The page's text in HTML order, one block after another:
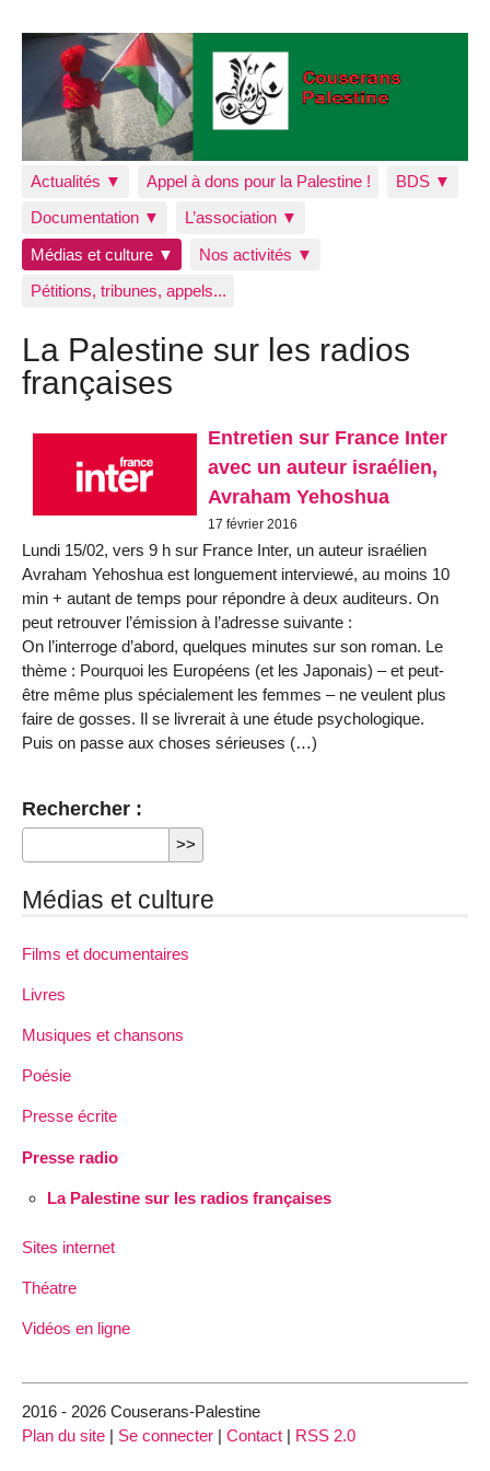
Actualités ▼ Appel à dons pour la Palestine !
BDS ▼
Documentation ▼
L’association ▼
Médias et culture ▼
Nos activités ▼
Pétitions, tribunes, appels...
La Palestine sur les radios
françaises
Entretien sur France Inter
avec un auteur israélien,
Avraham Yehoshua
17 février 2016
Lundi 15/02, vers 9 h sur France Inter, un auteur israélien
Avraham Yehoshua est longuement interviewé, au moins 10
min + autant de temps pour répondre à deux auditeurs. On
peut retrouver l’émission à l’adresse suivante :
On l’interroge d’abord, quelques minutes sur son roman. Le
thème : Pourquoi les Européens (et les Japonais) – et peut-
être même plus spécialement les femmes – ne veulent plus
faire de gosses. Il se livrerait à une étude psychologique.
Puis on passe aux choses sérieuses (…)
Rechercher :
Médias et culture
Films et documentaires
Livres
Musiques et chansons
Poésie
Presse écrite
Presse radio
La Palestine sur les radios françaises
Sites internet
Théatre
Vidéos en ligne
2016 - 2026 Couserans-Palestine
Plan du site | Se connecter | Contact | RSS 2.0